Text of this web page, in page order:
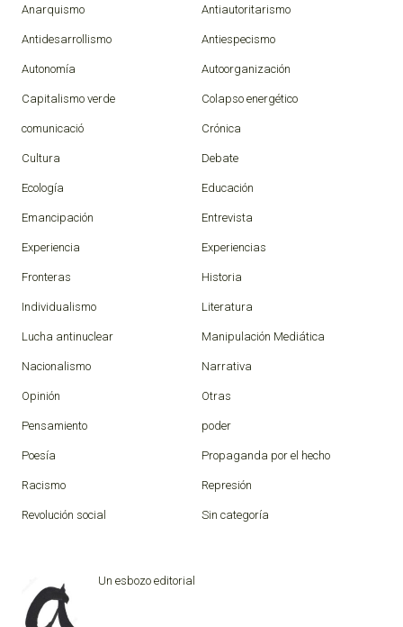
Anarquismo Antiautoritarismo
Antidesarrollismo Antiespecismo
Autonomía Autoorganización
Capitalismo verde Colapso energético
comunicació Crónica
Cultura Debate
Ecología Educación
Emancipación Entrevista
Experiencia Experiencias
Fronteras Historia
Individualismo Literatura
Lucha antinuclear Manipulación Mediática
Nacionalismo Narrativa
Opinión Otras
Pensamiento poder
Poesía Propaganda por el hecho
Racismo Represión
Revolución social Sin categoría
Un esbozo editorial